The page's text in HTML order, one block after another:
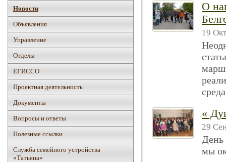
Новости
Объявления
Управление
Отделы
ЕГИССО
Проектная деятельность
Документы
Вопросы и ответы
Полезные ссылки
Служба семейного устройства
«Татьяна»
О
19
«
29
День
мы